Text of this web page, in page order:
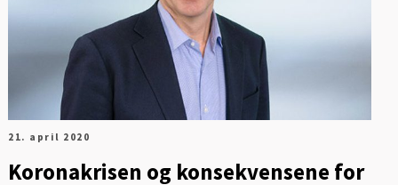
21. april 2020
Koronakrisen og konsekvensene for